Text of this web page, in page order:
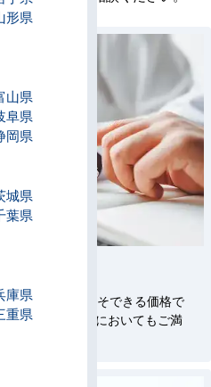
けているからこそできる価格で
もちろん、価格においてもご満
たします。
形県
山県
阜県
岡県
城県
葉県
庫県
重県